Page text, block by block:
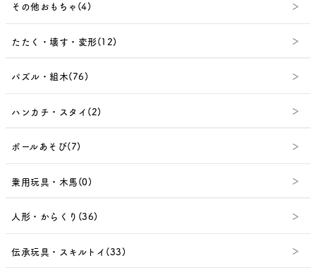
その他おもちゃ(4)
たたく・壊す・変形(12)
パズル・組木(76)
ハンカチ・スタイ(2)
ボールあそび(7)
乗用玩具・木馬(0)
人形・からくり(36)
伝承玩具・スキルトイ(33)